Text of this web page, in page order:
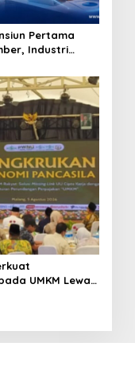
Pertama
Industri
UMKM Lewat